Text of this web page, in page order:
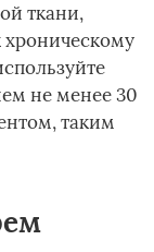
ткани,
не менее 30
таким